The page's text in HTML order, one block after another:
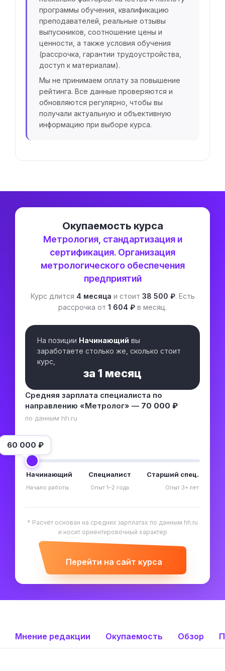
программы обучения, квалификацию
преподавателей, реальные отзывы
выпускников, соотношение цены и
ценности, а также условия обучения
(рассрочка, гарантии трудоустройства,
доступ к материалам).
Мы не принимаем оплату за повышение
рейтинга. Все данные проверяются и
обновляются регулярно, чтобы вы
получали актуальную и объективную
информацию при выборе курса.
Окупаемость курса
Метрология, стандартизация и
сертификация. Организация
метрологического обеспечения
предприятий
Курс длится 4 месяца и стоит 38 500 ₽. Есть
рассрочка от 1 604 ₽ в месяц.
На позиции Начинающий вы
заработаете столько же, сколько стоит
курс,
за 1 месяц
Средняя зарплата специалиста по
направлению «Метролог» — 70 000 ₽
по данным hh.ru
60 000 ₽
Начинающий
Начало работы
Специалист
Опыт 1–2 года
Старший спец.
Опыт 3+ лет
* Расчёт основан на средних зарплатах по данным hh.ru
и носит ориентировочный характер
Перейти на сайт курса
Мнение редакции Окупаемость Обзор